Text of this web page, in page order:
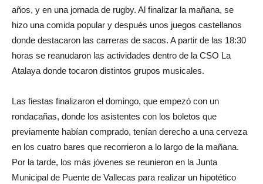
años, y en una jornada de rugby. Al finalizar la mañana, se
hizo una comida popular y después unos juegos castellanos
donde destacaron las carreras de sacos. A partir de las 18:30
horas se reanudaron las actividades dentro de la CSO La
Atalaya donde tocaron distintos grupos musicales.
Las fiestas finalizaron el domingo, que empezó con un
rondacañas, donde los asistentes con los boletos que
previamente habían comprado, tenían derecho a una cerveza
en los cuatro bares que recorrieron a lo largo de la mañana.
Por la tarde, los más jóvenes se reunieron en la Junta
Municipal de Puente de Vallecas para realizar un hipotético